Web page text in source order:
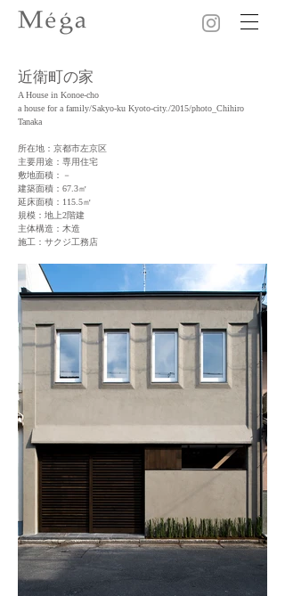
近衛町の家
A House in Konoe-cho
a house for a family/Sakyo-ku Kyoto-city./2015/photo_Chihiro
Tanaka
所在地：京都市左京区
主要用途：専用住宅
敷地面積：－
建築面積：67.3㎡
延床面積：115.5㎡
規模：地上2階建
主体構造：木造
施工：サクジ工務店